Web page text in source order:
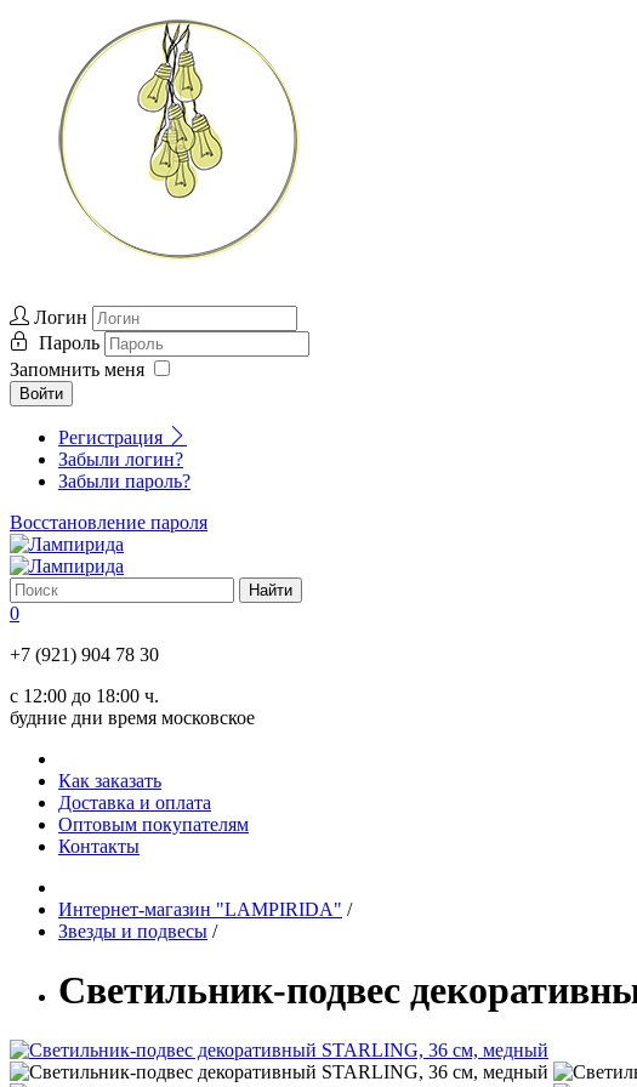
Логин
Пароль
Запомнить меня
Войти
Регистрация
Забыли логин?
Забыли пароль?
Восстановление пароля
0
+7 (921) 904 78 30
с 12:00 до 18:00 ч.
будние дни время московское
Как заказать
Доставка и оплата
Оптовым покупателям
Контакты
Интернет-магазин "LAMPIRIDA" /
Звезды и подвесы /
Светильник-подвес